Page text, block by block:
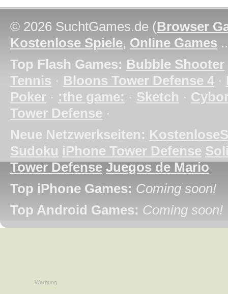
© 2026 SuchtGames.de (Browser
Kostenlose Spiele, Online Games
Top Flash Games: Bubble Shooter
Tennis · Bloons Tower Defense 4 ·
Poker · :the game: · Sketch ·
Tower Defense ·
Neue Netzwerkseiten:
Sudoku iPhone Tower Defense
Tower Defense Juegos de Mario
Top iPhone Games: Coming soon!
Top Android Games: Coming soon!
Werbung